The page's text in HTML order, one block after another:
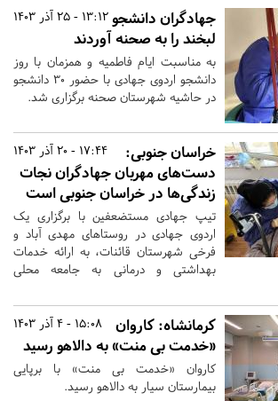
13:12 - 25 آذر 1403 جهادگران دانشجو
لبخند را به صحنه آوردند
به مناسبت ایام فاطمیه و همزمان با روز
دانشجو اردوی جهادی با حضور ۳۰ دانشجو
در حاشیه شهرستان صحنه برگزاری شد.
17:44 - 20 آذر 1403
خراسان جنوبی:
دست‌های مهربان جهادگران نجات
زندگی‌ها در خراسان جنوبی است
تیپ جهادی مستضعفین با برگزاری یک
اردوی جهادی در روستاهای مهدی آباد و
فرخی شهرستان قائنات، به ارائه خدمات
بهداشتی و درمانی به جامعه محلی
15:08 - 4 آذر 1403 کرمانشاه: کاروان
«خدمت بی منت» به دالاهو رسید
کاروان «خدمت بی منت» با برپایی
بیمارستان سیار به دالاهو رسید.